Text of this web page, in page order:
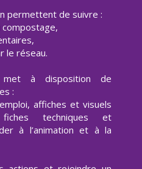
permettent de suivre :
compostage,
le réseau.
à disposition de
:
affiches et visuels
fiches techniques et
à l’animation et à la